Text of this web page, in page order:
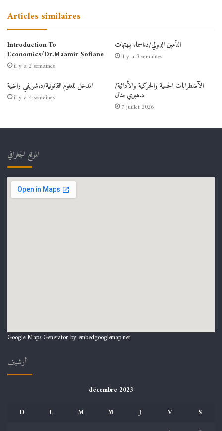
Articles similaires
Introduction To
Economics/Dr.Maamir Sofiane
il y a 2 semaines
التأمين الدولي/د.اسماء بلهتهات
il y a 3 semaines
المدخل للعلوم القانونية/د.شريفي راضية
il y a 4 semaines
الآضطرابات الحسية والحركية والأدائية/
د.هبري منال
7 juillet 2026
الموقع الجغرافي
Google Maps Generator by embedgooglemap.net
أرشيف
décembre 2023
D
L M M J V
S